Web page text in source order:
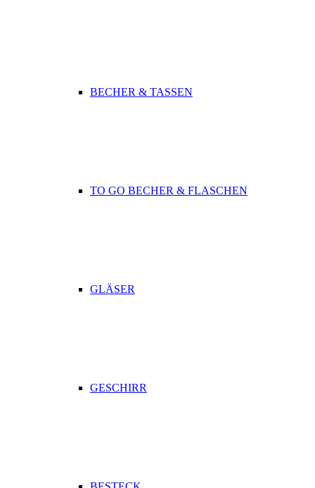
BECHER & TASSEN
TO GO BECHER & FLASCHEN
GLÄSER
GESCHIRR